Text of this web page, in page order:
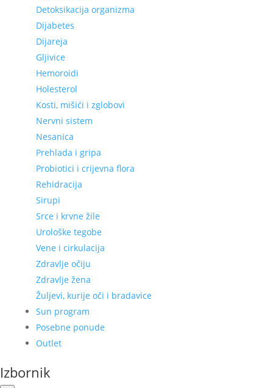
Detoksikacija organizma
Dijabetes
Dijareja
Gljivice
Hemoroidi
Holesterol
Kosti, mišići i zglobovi
Nervni sistem
Nesanica
Prehlada i gripa
Probiotici i crijevna flora
Rehidracija
Sirupi
Srce i krvne žile
Urološke tegobe
Vene i cirkulacija
Zdravlje očiju
Zdravlje žena
Žuljevi, kurije oči i bradavice
Sun program
Posebne ponude
Outlet
Izbornik